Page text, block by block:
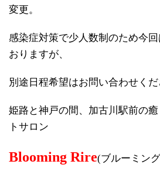
変更。
感染症対策で少人数制のため今
おりますが、
別途日程希望はお問い合わせくだ
姫路と神戸の間、加古川駅前の
トサロン
Blooming Rire(ブルーミン